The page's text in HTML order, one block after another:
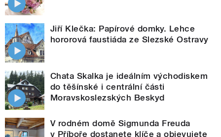
Jiří Klečka: Papírové domky. Lehce
hororová faustiáda ze Slezské Ostravy
Chata Skalka je ideálním východiskem
do těšínské i centrální části
Moravskoslezských Beskyd
V rodném domě Sigmunda Freuda
v Příboře dostanete klíče a objevujete